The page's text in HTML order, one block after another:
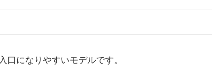
口になりやすいモデルです。